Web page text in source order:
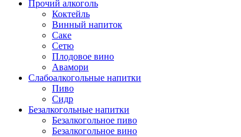
Прочий алкоголь
Коктейль
Винный напиток
Саке
Сетю
Плодовое вино
Авамори
Слабоалкогольные напитки
Пиво
Сидр
Безалкогольные напитки
Безалкогольное пиво
Безалкогольное вино